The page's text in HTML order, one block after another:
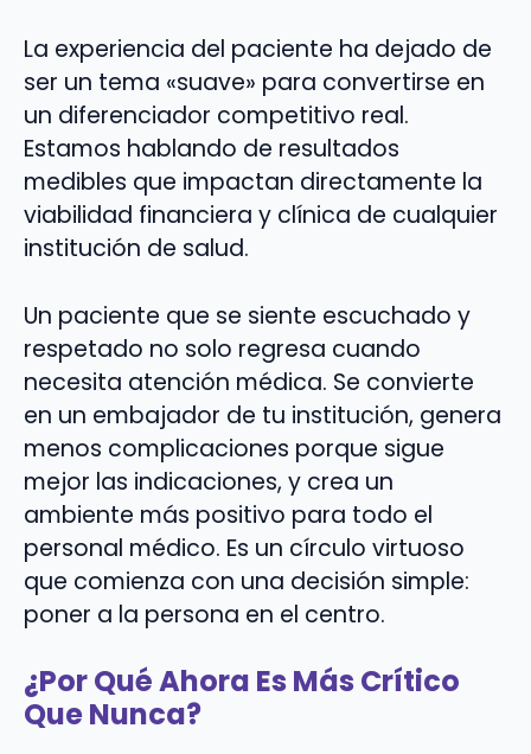
La experiencia del paciente ha dejado de
ser un tema «suave» para convertirse en
un diferenciador competitivo real.
Estamos hablando de resultados
medibles que impactan directamente la
viabilidad financiera y clínica de cualquier
institución de salud.
Un paciente que se siente escuchado y
respetado no solo regresa cuando
necesita atención médica. Se convierte
en un embajador de tu institución, genera
menos complicaciones porque sigue
mejor las indicaciones, y crea un
ambiente más positivo para todo el
personal médico. Es un círculo virtuoso
que comienza con una decisión simple:
poner a la persona en el centro.
¿Por Qué Ahora Es Más Crítico
Que Nunca?